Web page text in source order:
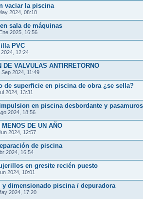
vaciar la piscina
2024, 08:18
sala de máquinas
2025, 16:56
PVC
12:24
DE VALVULAS ANTIRRETORNO
Sep 2024, 11:49
de superficie en piscina de obra ¿se sella?
2024, 13:31
en piscina desbordante y pasamuros
2024, 18:56
DE UN AÑO
2024, 12:57
de piscina
2024, 16:54
en gresite recién puesto
2024, 10:01
y dimensionado piscina / depuradora
2024, 17:20